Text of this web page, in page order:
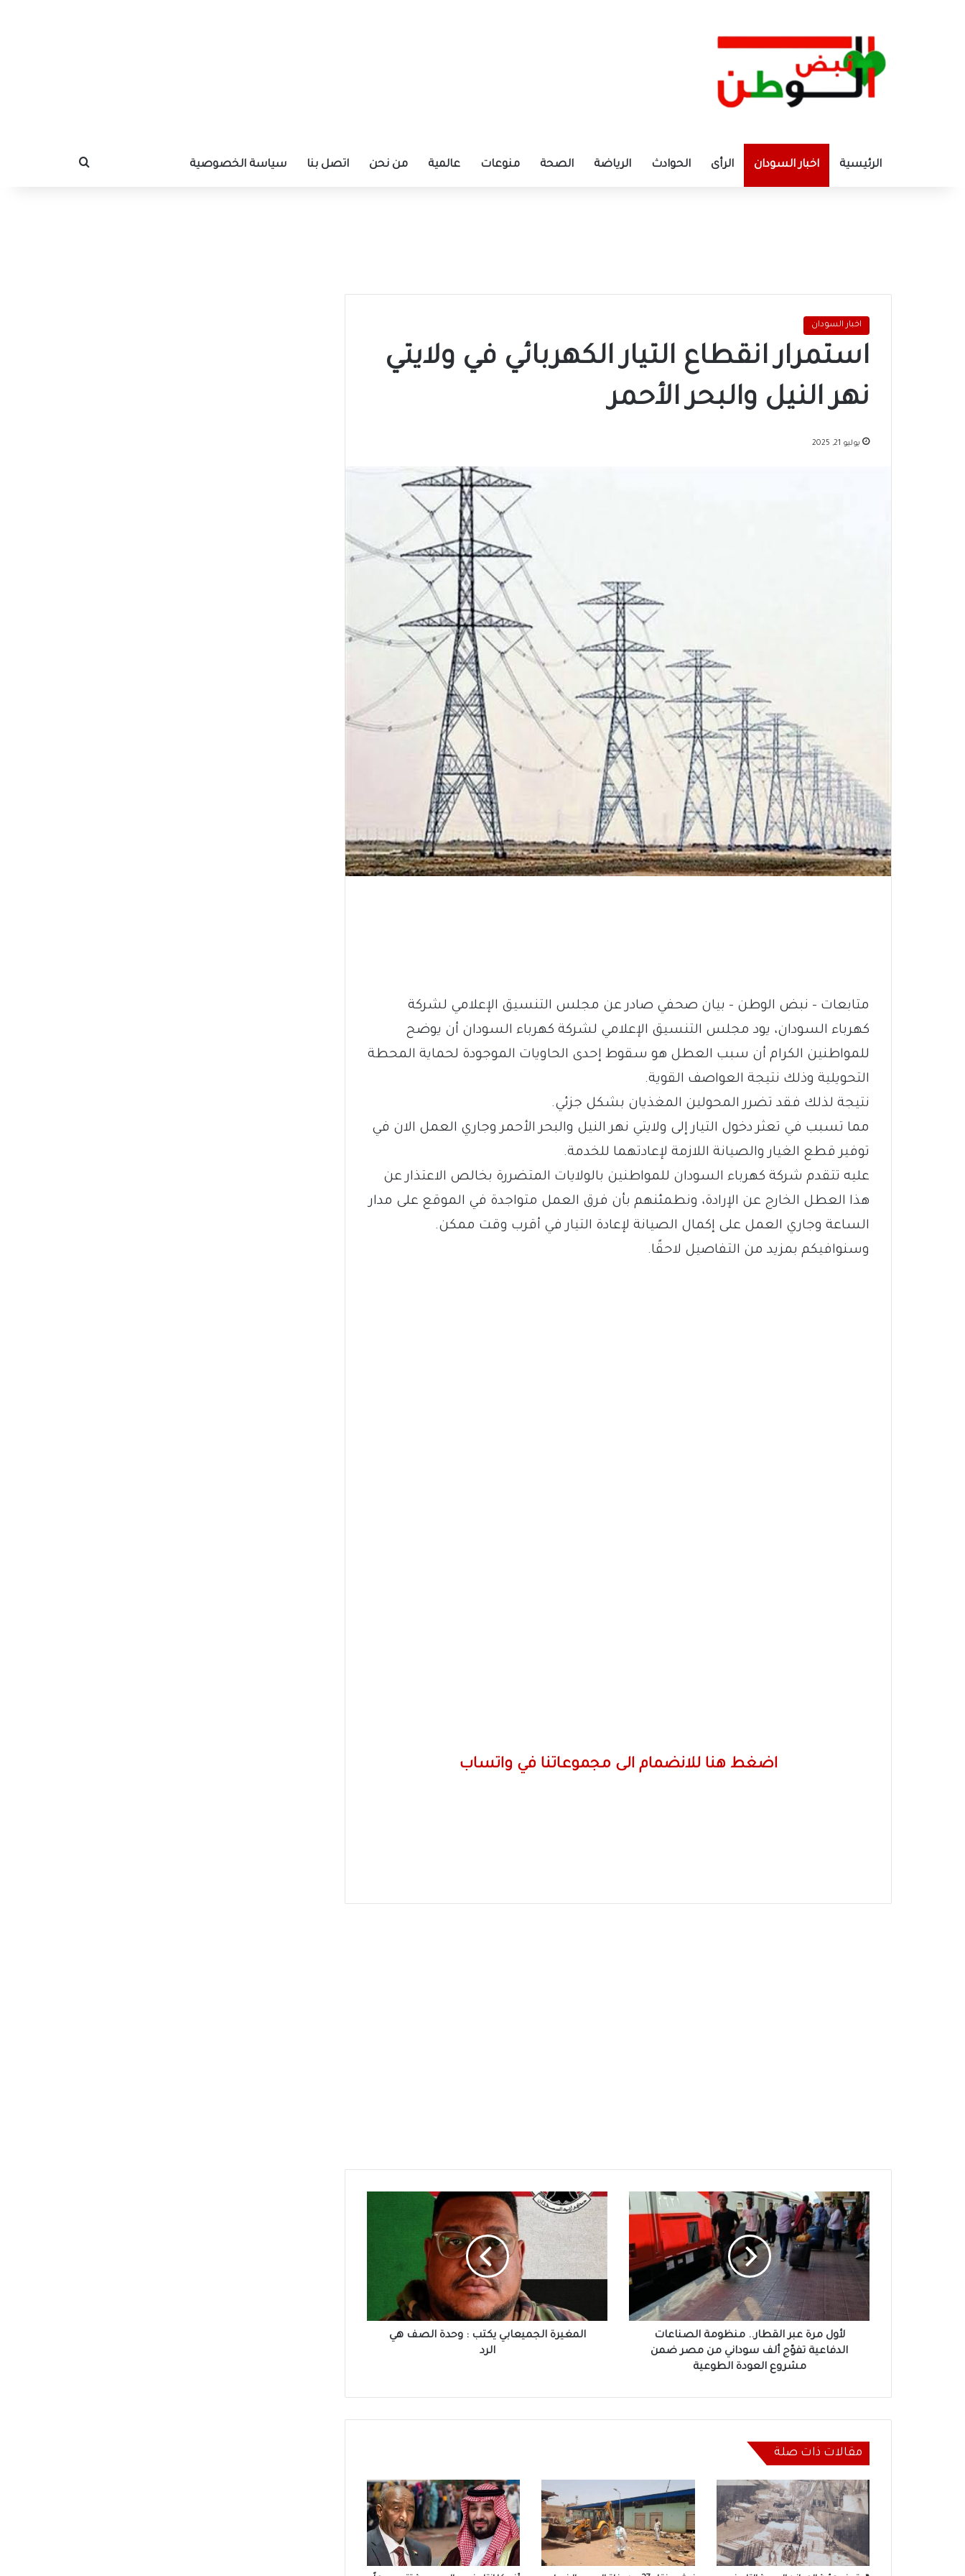
الرئيسية اخبار السودان الرأى الحوادث الرياضة الصحة منوعات عالمية من نحن اتصل بنا سياسة الخصوصية بحث عن
اخبار السودان
استمرار انقطاع التيار الكهربائي في ولايتي
نهر النيل والبحر الأحمر
يوليو 21, 2025
متابعات – نبض الوطن – بيان صحفي صادر عن مجلس التنسيق الإعلامي لشركة
كهرباء السودان، يود مجلس التنسيق الإعلامي لشركة كهرباء السودان أن يوضح
للمواطنين الكرام أن سبب العطل هو سقوط إحدى الحاويات الموجودة لحماية المحطة
التحويلية وذلك نتيجة العواصف القوية.
نتيجة لذلك فقد تضرر المحولين المغذيان بشكل جزئي.
مما تسبب في تعثر دخول التيار إلى ولايتي نهر النيل والبحر الأحمر وجاري العمل الان في
توفير قطع الغيار والصيانة اللازمة لإعادتهما للخدمة.
عليه تتقدم شركة كهرباء السودان للمواطنين بالولايات المتضررة بخالص الاعتذار عن
هذا العطل الخارج عن الإرادة، ونطمئنهم بأن فرق العمل متواجدة في الموقع على مدار
الساعة وجاري العمل على إكمال الصيانة لإعادة التيار في أقرب وقت ممكن.
وسنوافيكم بمزيد من التفاصيل لاحقًا.
اضغط هنا للانضمام الى مجموعاتنا في واتساب
لأول
مرة
عبر
القطار..
منظومة
الدفاعية
تفوّج
سودانيلأول مرة عبر القطار.. منظومة الصناعات
الدفاعية تفوّج ألف سوداني من مصر ضمن
مشروع العودة الطوعية
المغيرة
الجميعابي
يكتب
وحدة
المغيرة الجميعابي يكتب : وحدة الصف هي
الرد
مقالات ذات صلة